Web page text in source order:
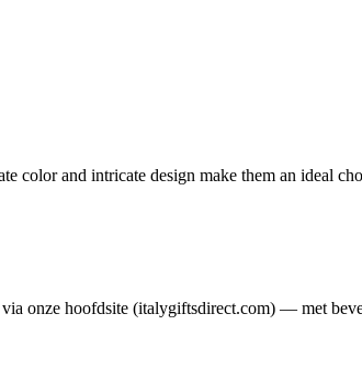
and intricate design make them an ideal
onze hoofdsite (italygiftsdirect.com) — met